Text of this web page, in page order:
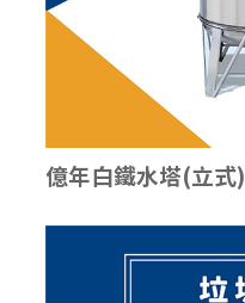
億年白鐵水塔(立式)